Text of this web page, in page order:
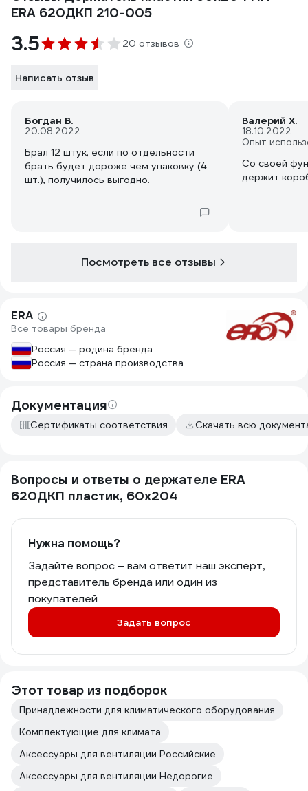
ERA 620ДКП 210-005
3.5 20 отзывов
Написать отзыв
Богдан В.
20.08.2022
Брал 12 штук, если по отдельности
брать будет дороже чем упаковку (4
шт.), получилось выгодно.
Валерий Х.
18.10.2022
Опыт
Со своей
держит
Посмотреть все отзывы
ERA
Все товары бренда
Россия — родина бренда
Россия — страна производства
Документация
Сертификаты соответствия Скачать всю
Вопросы и ответы о держателе ERA
620ДКП пластик, 60х204
Нужна помощь?
Задайте вопрос – вам ответит наш эксперт,
представитель бренда или один из
покупателей
Задать вопрос
Этот товар из подборок
Принадлежности для климатического оборудования
Комплектующие для климата
Аксессуары для вентиляции Российские
Аксессуары для вентиляции Недорогие